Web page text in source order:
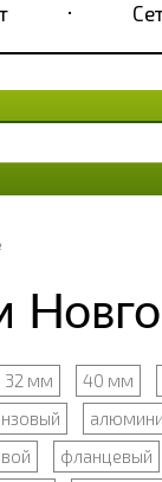
32 мм 40 мм
фланцевый